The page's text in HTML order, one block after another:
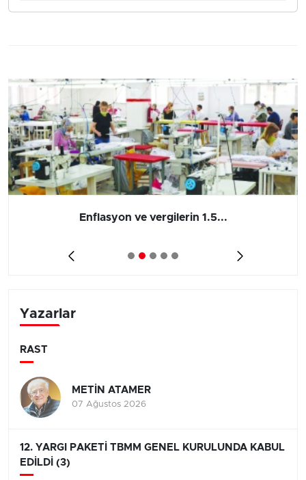
Enflasyon ve vergilerin 1.5...
Yazarlar
RAST
METİN ATAMER
07 Ağustos 2026
12. YARGI PAKETİ TBMM GENEL KURULUNDA KABUL
EDİLDİ (3)